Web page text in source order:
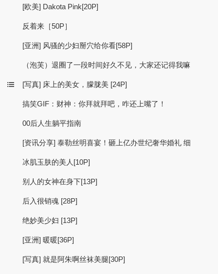
[欧美] Dakota Pink[20P]
反着来［50P］
[亚洲] 风骚的少妇掰穴给你看[58P]
（泡芙）退圈了一段时间好久不见，大家还记得我嘛
[写真] 床上的美女，朦胧美 [24P]
搞笑GIF：财神：你拜就拜吧，咋还上嘴了！
00后人生躺平指南
[资讯分享] 泰勒丝明喜宴！砸上亿办世纪奢华婚礼 细
冰肌玉肤的美人[10P]
别人的女神在身下[13P]
后入很销魂 [28P]
绝妙美少妇 [13P]
[亚洲] 暖暖[36P]
[写真] 就是阿朱啊丝袜美腿[30P]